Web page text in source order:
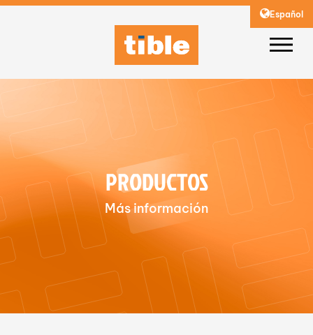
Español
PRODUCTOS
Más información